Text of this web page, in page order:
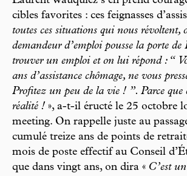
cibles favorites : ces feignasses
toutes ces situations qui nous révoltent,
demandeur d’emploi pousse la porte de
trouver un emploi et on lui répond : “
ans d’assistance chômage, ne vous
Profitez un peu de la vie ! ”. Parce que
réalité ! », a-t-il éructé le 25 octobre
meeting. On rappelle juste au
cumulé treize ans de points de
mois de poste effectif au Conseil
que dans vingt ans, on dira « C’est